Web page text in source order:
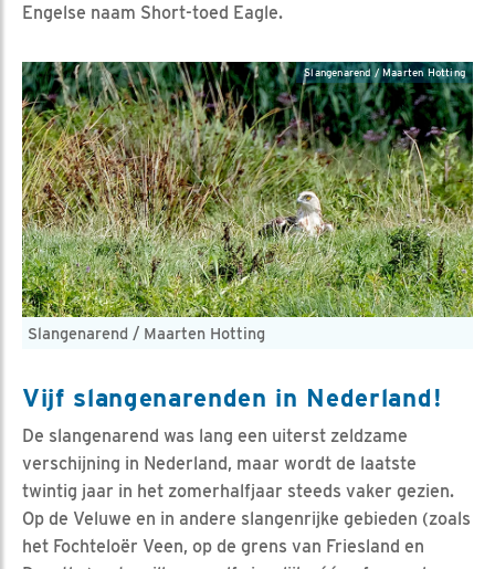
Engelse naam Short-toed Eagle.
Slangenarend / Maarten Hotting
Slangenarend / Maarten Hotting
Vijf slangenarenden in Nederland!
De slangenarend was lang een uiterst zeldzame
verschijning in Nederland, maar wordt de laatste
twintig jaar in het zomerhalfjaar steeds vaker gezien.
Op de Veluwe en in andere slangenrijke gebieden (zoals
het Fochteloër Veen, op de grens van Friesland en